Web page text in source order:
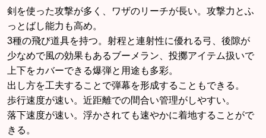
剣を使った攻撃が多く、ワザのリーチが長い。攻撃力とふ
っとばし能力も高め。
3種の飛び道具を持つ。射程と連射性に優れる弓、後隙が
少なめで風の効果もあるブーメラン、投擲アイテム扱いで
上下をカバーできる爆弾と用途も多彩。
出し方を工夫することで弾幕を形成することもできる。
歩行速度が速い。近距離での間合い管理がしやすい。
落下速度が速い。浮かされても速やかに着地することがで
きる。